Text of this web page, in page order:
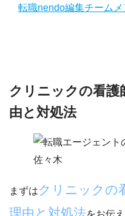
転職nendo編集チーム
クリニックの看護
由と対処法
佐々木
まずはクリニックの
理由と対処法